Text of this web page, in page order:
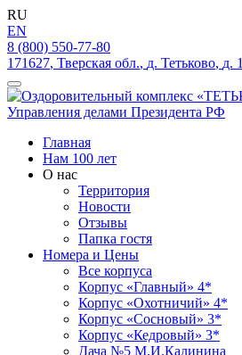
RU
EN
8 (800) 550-77-80
171627, Тверская обл., д. Тетьково, д. 1
Главная
Нам 100 лет
О нас
Территория
Новости
Отзывы
Папка гостя
Номера и Цены
Все корпуса
Корпус «Главный» 4*
Корпус «Охотничий» 4*
Корпус «Сосновый» 3*
Корпус «Кедровый» 3*
Дача №5 М.И.Калинина